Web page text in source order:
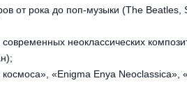
от рока до поп-музыки (The Beatles,
неоклассических
«Enigma Enya Neoclassica»,